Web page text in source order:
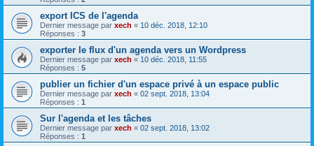
export ICS de l'agenda
Dernier message par xech « 10 déc. 2018, 12:10
Réponses : 3
exporter le flux d'un agenda vers un Wordpress
Dernier message par xech « 10 déc. 2018, 11:55
Réponses : 5
publier un fichier d'un espace privé à un espace public
Dernier message par xech « 02 sept. 2018, 13:04
Réponses : 1
Sur l'agenda et les tâches
Dernier message par xech « 02 sept. 2018, 13:02
Réponses : 1